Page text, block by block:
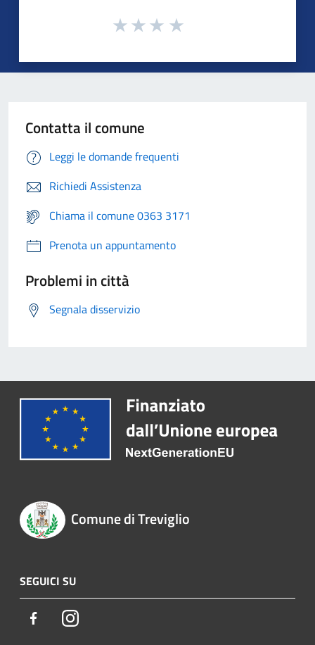
Contatta il comune
Leggi le domande frequenti
Richiedi Assistenza
Chiama il comune 0363 3171
Prenota un appuntamento
Problemi in città
Segnala disservizio
Comune di Treviglio
SEGUICI SU
FacebookInstagram